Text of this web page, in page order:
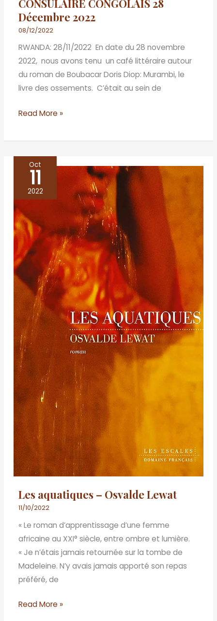
CONSULAIRE CONGOLAIS 28
Décembre 2022
08/12/2022
RWANDA: 28/11/2022 En date du 28 novembre
2022, nous avons tenu un café littéraire autour
du roman de Boubacar Doris Diop: Murambi, le
livre des ossements. C’était au sein de
Read More »
Oct
11
2022
Les aquatiques – Osvalde Lewat
11/10/2022
« Le roman d’apprentissage d’une femme
africaine au XXI° siècle, entre ombre et lumière.
« Je n’étais jamais retournée sur la tombe de
Madeleine. N’y avais jamais apporté son repas
préféré, de
aquatiques
Osvalde
Lewat
Read More »